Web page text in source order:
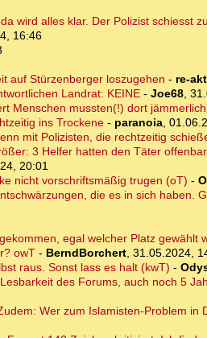
wird alles klar. Der Polizist schiesst
16:46
auf Stürzenberger loszugehen - re-
Landrat: KEINE- Joe68,
Menschen mussten(!) dort
ins Trockene- paranoia,
mit Polizisten, die rechtzeitig
3 Helfer hatten den Täter
20:01
nicht vorschriftsmäßig trugen (oT) -
die es in sich haben.
egal welcher Platz gewählt
owT- BerndBorchert, 31.05.2024,
raus. Sonst lass es halt (kwT) -
des Forums, auch noch 5
Wer zum Islamisten-Problem in